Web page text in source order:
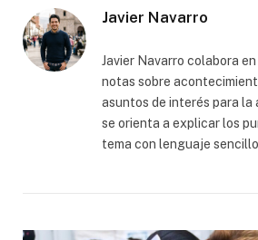
Javier Navarro
Javier Navarro colabora
notas sobre
asuntos de interés para la
se orienta a explicar los
tema con lenguaje